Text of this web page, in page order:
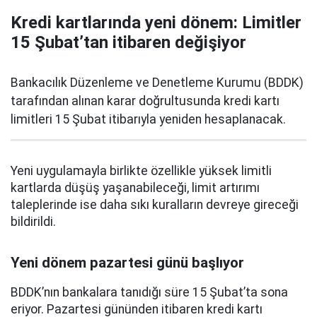
Kredi kartlarında yeni dönem: Limitler
15 Şubat’tan itibaren değişiyor
Bankacılık Düzenleme ve Denetleme Kurumu (BDDK)
tarafından alınan karar doğrultusunda kredi kartı
limitleri 15 Şubat itibarıyla yeniden hesaplanacak.
Yeni uygulamayla birlikte özellikle yüksek limitli
kartlarda düşüş yaşanabileceği, limit artırımı
taleplerinde ise daha sıkı kuralların devreye gireceği
bildirildi.
Yeni dönem pazartesi günü başlıyor
BDDK’nın bankalara tanıdığı süre 15 Şubat’ta sona
eriyor. Pazartesi gününden itibaren kredi kartı